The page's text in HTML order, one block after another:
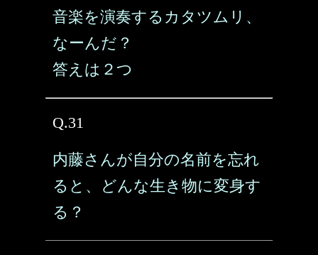
音楽を演奏するカタツムリ、
なーんだ？
答えは２つ
Q.31
内藤さんが自分の名前を忘れ
ると、どんな生き物に変身す
る？